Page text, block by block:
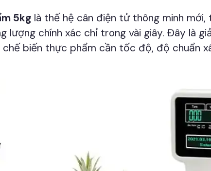
5kg là thế hệ cân điện tử thông minh
lượng chính xác chỉ trong vài giây. Đây là
biến thực phẩm cần tốc độ, độ chuẩn